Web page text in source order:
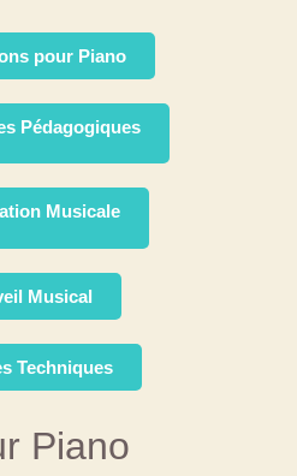
pour Piano
Pédagogiques
Musicale
Musical
Techniques
Piano